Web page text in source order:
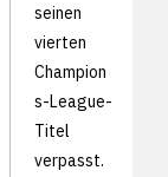
seinen
vierten
Champion
s-League-
Titel
verpasst.